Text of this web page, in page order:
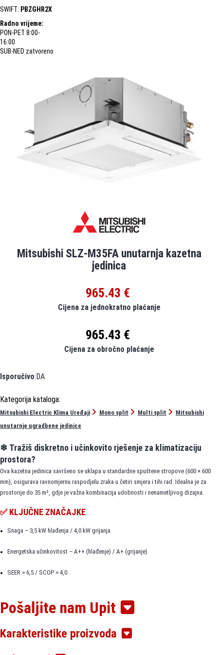
SWIFT: PBZGHR2X
Radno vrijeme:
PON-PET 8:00-
16:00
SUB-NED zatvoreno
Mitsubishi SLZ-M35FA unutarnja kazetna
jedinica
965.43 €
Cijena za jednokratno plaćanje
965.43 €
Cijena za obročno plaćanje
Isporučivo:DA
Mitsubishi Electric Klima Uređaji Mono split Multi split
Mitsubishi
unutarnje ugradbene jedinice
❄ Tražiš diskretno i učinkovito rješenje za klimatizaciju
prostora?
Ova kazetna jedinica savršeno se uklapa u standardne spuštene stropove (600 × 600
mm), osigurava ravnomjernu raspodjelu zraka u četiri smjera i tihi rad. Idealna je za
prostorije do 35 m², gdje je važna kombinacija udobnosti i nenametljivog dizajna.
✅ KLJUČNE ZNAČAJKE
Snaga – 3,5 kW hlađenja / 4,0 kW grijanja
Energetska učinkovitost – A++ (hlađenje) / A+ (grijanje)
SEER ≈ 6,5 / SCOP ≈ 4,0
Kompaktna visina kućišta – 245 mm, pogodna za plitke spuštene stropove
Standardna dimenzija panela – 600 × 600 mm
Pošaljite nam Upit
Karakteristike proizvoda